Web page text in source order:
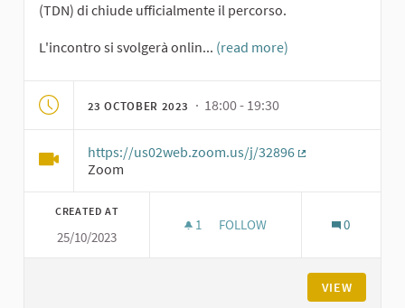
(TDN) di chiude ufficialmente il percorso.
L'incontro si svolgerà onlin... (read more)
23 OCTOBER 2023 · 18:00 - 19:30
https://us02web.zoom.us/j/32896
Zoom
CREATED AT
25/10/2023
1 1 FOLLOWER
FOLLOW 0
VIEW